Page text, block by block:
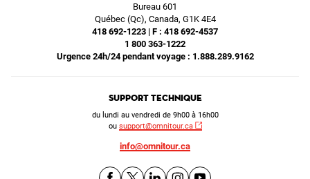
Bureau 601
Québec (Qc), Canada, G1K 4E4
418 692-1223 | F : 418 692-4537
1 800 363-1222
Urgence 24h/24 pendant voyage : 1.888.289.9162
Support technique
du lundi au vendredi de 9h00 à 16h00
ou support@omnitour.ca
info@omnitour.ca